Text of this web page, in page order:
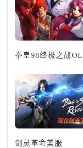
拳皇98终极之战OL
剑灵革命美服